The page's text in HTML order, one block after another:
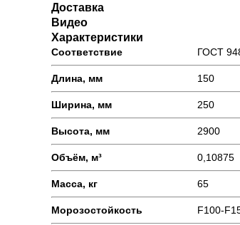
Доставка
Видео
Характеристики
Соответствие ГОСТ
Длина, мм 150
Ширина, мм 250
Высота, мм 2900
Объём, м³ 0,10875
Масса, кг 65
Морозостойкость F100-